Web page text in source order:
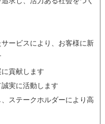
ービスにより、お客様に新
貢献します
実に活動します
ステークホルダーにより高